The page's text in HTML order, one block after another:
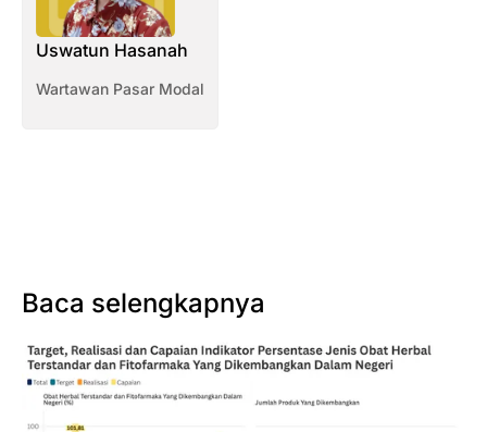
Uswatun Hasanah
Wartawan Pasar Modal
Baca selengkapnya